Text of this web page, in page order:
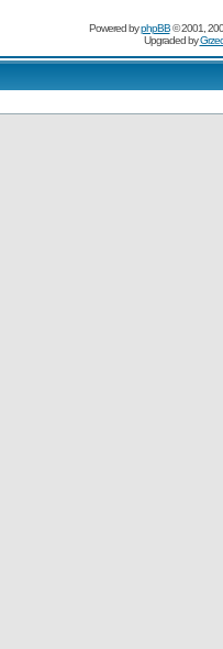
Powered byphpBB© 2001,
Upgraded by